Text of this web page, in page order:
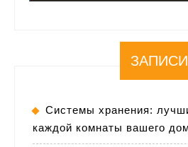
ЗАПИСИ
Системы хранения:
каждой комнаты вашего